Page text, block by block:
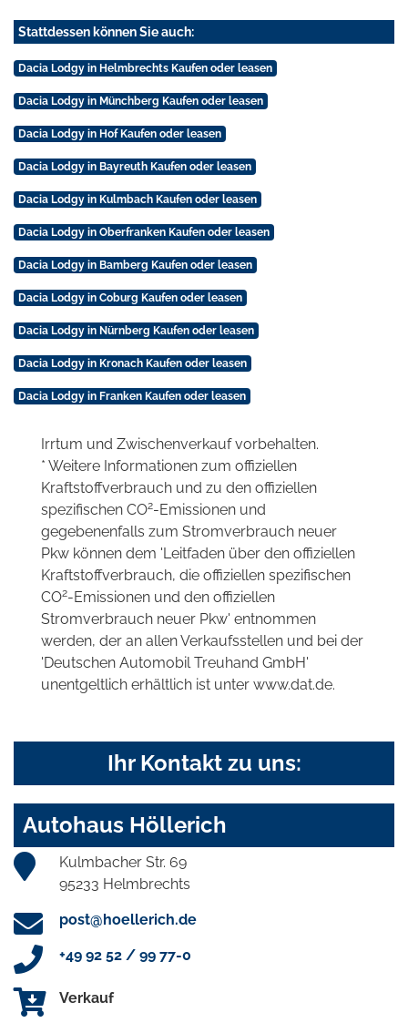
Stattdessen können Sie auch:
Dacia Lodgy in Helmbrechts Kaufen oder leasen
Dacia Lodgy in Münchberg Kaufen oder leasen
Dacia Lodgy in Hof Kaufen oder leasen
Dacia Lodgy in Bayreuth Kaufen oder leasen
Dacia Lodgy in Kulmbach Kaufen oder leasen
Dacia Lodgy in Oberfranken Kaufen oder leasen
Dacia Lodgy in Bamberg Kaufen oder leasen
Dacia Lodgy in Coburg Kaufen oder leasen
Dacia Lodgy in Nürnberg Kaufen oder leasen
Dacia Lodgy in Kronach Kaufen oder leasen
Dacia Lodgy in Franken Kaufen oder leasen
Irrtum und Zwischenverkauf vorbehalten.
* Weitere Informationen zum offiziellen
Kraftstoffverbrauch und zu den offiziellen
spezifischen CO2-Emissionen und
gegebenenfalls zum Stromverbrauch neuer
Pkw können dem 'Leitfaden über den offiziellen
Kraftstoffverbrauch, die offiziellen spezifischen
CO2-Emissionen und den offiziellen
Stromverbrauch neuer Pkw' entnommen
werden, der an allen Verkaufsstellen und bei der
'Deutschen Automobil Treuhand GmbH'
unentgeltlich erhältlich ist unter www.dat.de.
Ihr Kontakt zu uns:
Autohaus Höllerich
Kulmbacher Str. 69
95233 Helmbrechts
post@hoellerich.de
+49 92 52 / 99 77-0
Verkauf